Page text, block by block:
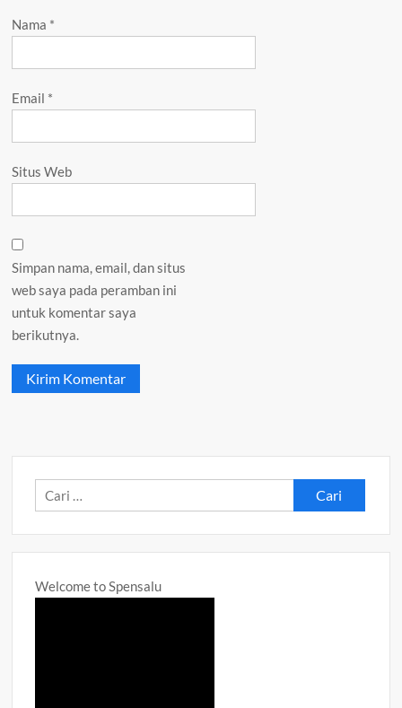
Nama *
Email *
Situs Web
Simpan nama, email, dan situs
web saya pada peramban ini
untuk komentar saya
berikutnya.
Cari
untuk:
Welcome to Spensalu